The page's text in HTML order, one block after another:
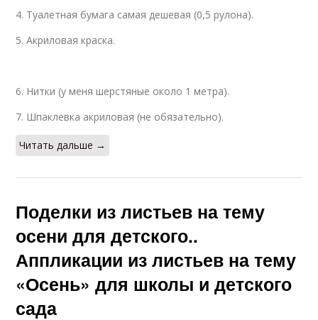
4. Туалетная бумага самая дешевая (0,5 рулона).
5. Акриловая краска.
6. Нитки (у меня шерстяные около 1 метра).
7. Шпаклевка акриловая (не обязательно).
Читать дальше →
Поделки из листьев на тему
осени для детского..
Аппликации из листьев на тему
«Осень» для школы и детского
сада